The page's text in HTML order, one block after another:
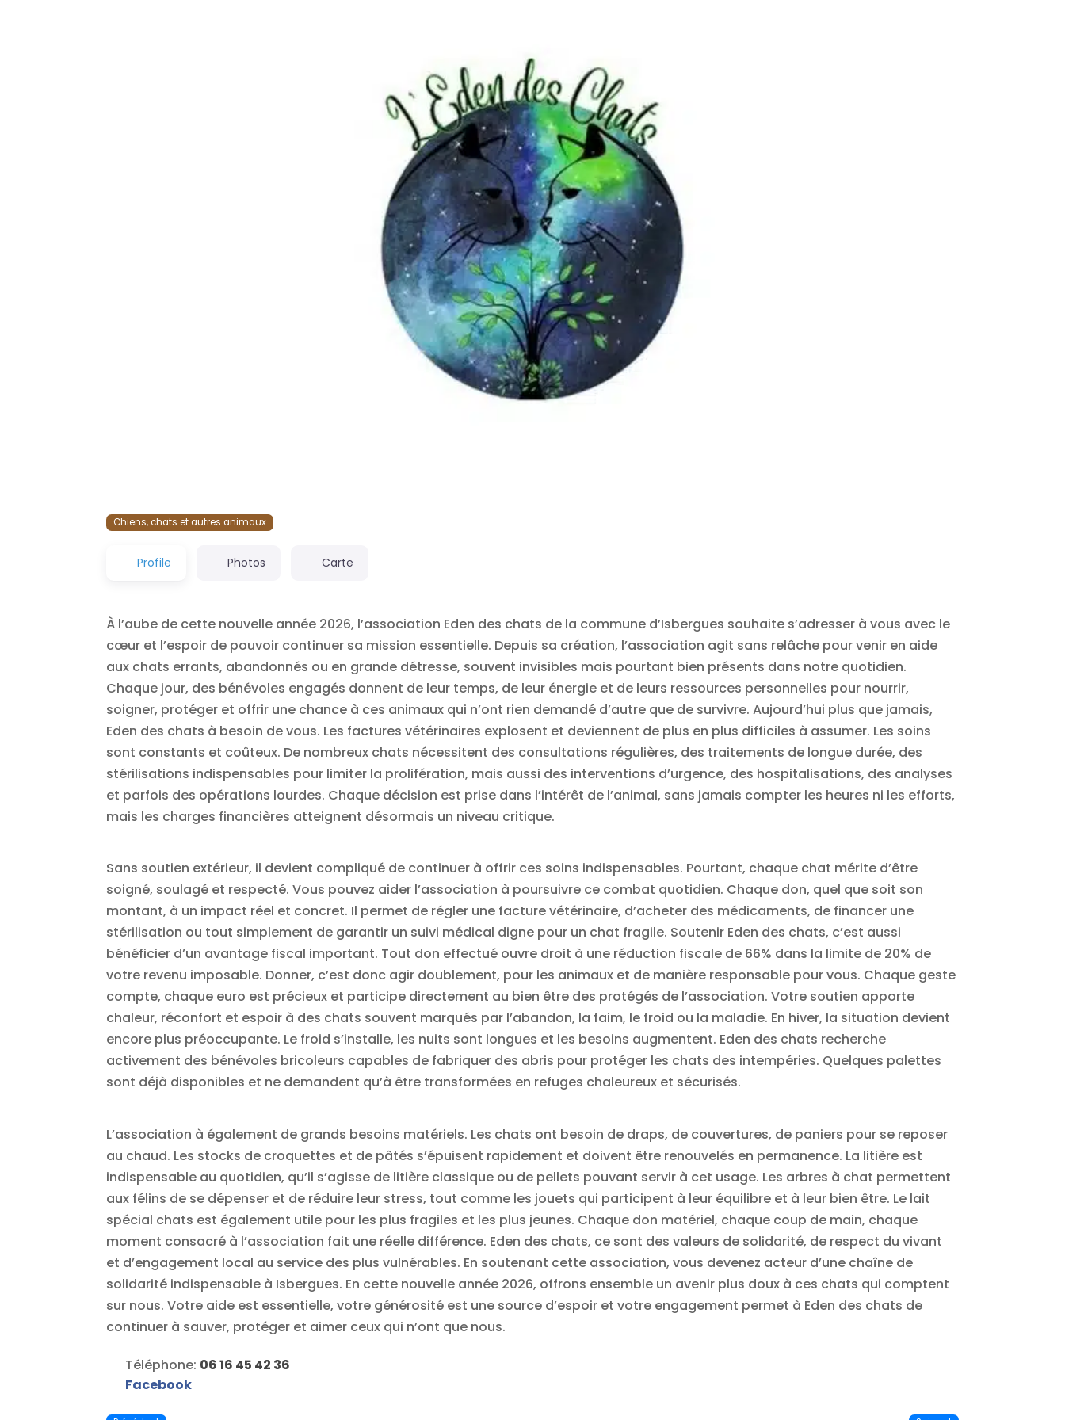
Chiens, chats et autres animaux
Profile Photos Carte
À l’aube de cette nouvelle année 2026, l’association Eden des chats de la commune d’Isbergues souhaite s’adresser à vous avec le
cœur et l’espoir de pouvoir continuer sa mission essentielle. Depuis sa création, l’association agit sans relâche pour venir en aide
aux chats errants, abandonnés ou en grande détresse, souvent invisibles mais pourtant bien présents dans notre quotidien.
Chaque jour, des bénévoles engagés donnent de leur temps, de leur énergie et de leurs ressources personnelles pour nourrir,
soigner, protéger et offrir une chance à ces animaux qui n’ont rien demandé d’autre que de survivre. Aujourd’hui plus que jamais,
Eden des chats à besoin de vous. Les factures vétérinaires explosent et deviennent de plus en plus difficiles à assumer. Les soins
sont constants et coûteux. De nombreux chats nécessitent des consultations régulières, des traitements de longue durée, des
stérilisations indispensables pour limiter la prolifération, mais aussi des interventions d’urgence, des hospitalisations, des analyses
et parfois des opérations lourdes. Chaque décision est prise dans l’intérêt de l’animal, sans jamais compter les heures ni les efforts,
mais les charges financières atteignent désormais un niveau critique.
Sans soutien extérieur, il devient compliqué de continuer à offrir ces soins indispensables. Pourtant, chaque chat mérite d’être
soigné, soulagé et respecté. Vous pouvez aider l’association à poursuivre ce combat quotidien. Chaque don, quel que soit son
montant, à un impact réel et concret. Il permet de régler une facture vétérinaire, d’acheter des médicaments, de financer une
stérilisation ou tout simplement de garantir un suivi médical digne pour un chat fragile. Soutenir Eden des chats, c’est aussi
bénéficier d’un avantage fiscal important. Tout don effectué ouvre droit à une réduction fiscale de 66% dans la limite de 20% de
votre revenu imposable. Donner, c’est donc agir doublement, pour les animaux et de manière responsable pour vous. Chaque geste
compte, chaque euro est précieux et participe directement au bien être des protégés de l’association. Votre soutien apporte
chaleur, réconfort et espoir à des chats souvent marqués par l’abandon, la faim, le froid ou la maladie. En hiver, la situation devient
encore plus préoccupante. Le froid s’installe, les nuits sont longues et les besoins augmentent. Eden des chats recherche
activement des bénévoles bricoleurs capables de fabriquer des abris pour protéger les chats des intempéries. Quelques palettes
sont déjà disponibles et ne demandent qu’à être transformées en refuges chaleureux et sécurisés.
L’association à également de grands besoins matériels. Les chats ont besoin de draps, de couvertures, de paniers pour se reposer
au chaud. Les stocks de croquettes et de pâtés s’épuisent rapidement et doivent être renouvelés en permanence. La litière est
indispensable au quotidien, qu’il s’agisse de litière classique ou de pellets pouvant servir à cet usage. Les arbres à chat permettent
aux félins de se dépenser et de réduire leur stress, tout comme les jouets qui participent à leur équilibre et à leur bien être. Le lait
spécial chats est également utile pour les plus fragiles et les plus jeunes. Chaque don matériel, chaque coup de main, chaque
moment consacré à l’association fait une réelle différence. Eden des chats, ce sont des valeurs de solidarité, de respect du vivant
et d’engagement local au service des plus vulnérables. En soutenant cette association, vous devenez acteur d’une chaîne de
solidarité indispensable à Isbergues. En cette nouvelle année 2026, offrons ensemble un avenir plus doux à ces chats qui comptent
sur nous. Votre aide est essentielle, votre générosité est une source d’espoir et votre engagement permet à Eden des chats de
continuer à sauver, protéger et aimer ceux qui n’ont que nous.
Téléphone: 06 16 45 42 36
Facebook